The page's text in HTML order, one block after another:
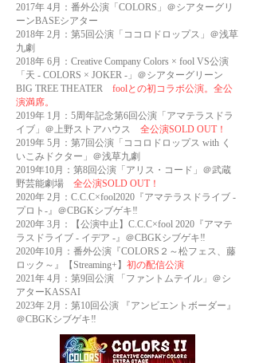
2017年 4月：番外公演「COLORS」＠シアターグリ
ーンBASEシアター
2018年 2月：第5回公演「ココロドロップス」＠浅草
九劇
2018年 6月：Creative Company Colors × fool VS公演
「天 - COLORS × JOKER -」＠シアターグリーン
BIG TREE THEATER foolとの初コラボ公演。全公
演満席。
2019年 1月：5周年記念第6回公演「アマテラスドラ
イブ」＠上野ストアハウス 全公演SOLD OUT！
2019年 5月：第7回公演「ココロドロップス with く
いこみドクター」＠浅草九劇
2019年10月：第8回公演「アリス・コード」＠武蔵
野芸能劇場 全公演SOLD OUT！
2020年 2月：C.C.C×fool2020『アマテラスドライブ -
プロト-』＠CBGKシブゲキ‼
2020年 3月：【公演中止】C.C.C×fool 2020『アマテ
ラスドライブ - イデア -』＠CBGKシブゲキ‼
2020年10月：番外公演『COLORS２～松フェス、藤
ロック～』【Streaming+】 初の配信公演
2021年 4月：第9回公演 「ファントムテイル」＠シ
アターKASSAI
2023年 2月：第10回公演 『アンビエントボーダー』
＠CBGKシブゲキ‼